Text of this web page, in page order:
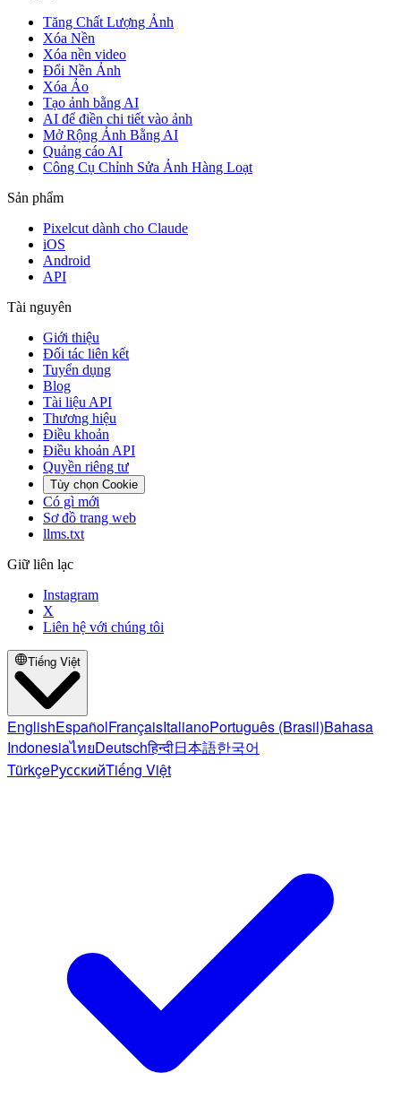
Tăng Chất Lượng Ảnh
Xóa Nền
Xóa nền video
Đổi Nền Ảnh
Xóa Ảo
Tạo ảnh bằng AI
AI để điền chi tiết vào ảnh
Mở Rộng Ảnh Bằng AI
Quảng cáo AI
Công Cụ Chỉnh Sửa Ảnh Hàng Loạt
Sản phẩm
Pixelcut dành cho Claude
iOS
Android
API
Tài nguyên
Giới thiệu
Đối tác liên kết
Tuyển dụng
Blog
Tài liệu API
Thương hiệu
Điều khoản
Điều khoản API
Quyền riêng tư
Tùy chọn Cookie
Có gì mới
Sơ đồ trang web
llms.txt
Giữ liên lạc
Instagram
X
Liên hệ với chúng tôi
Tiếng Việt
EnglishEspañolFrançaisItalianoPortuguês (Brasil)Bahasa
IndonesiaไทยDeutschहिन्दी日本語한국어
TürkçeРусскийTiếng Việt